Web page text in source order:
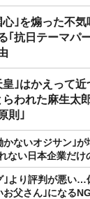
心｣を煽った不
｢抗日テーマパ
皇｣はかえって
われた麻生太
則｣
かないオジサン｣
ない日本企業だ
｣より評判が悪い
お父さん｣になる